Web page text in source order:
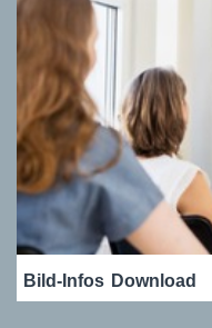
Bild-Infos Download